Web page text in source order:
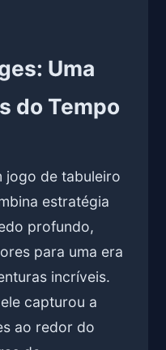
Uma
do Tempo
jogo de tabuleiro
estratégia
profundo,
para uma era
incríveis.
capturou a
ao redor do